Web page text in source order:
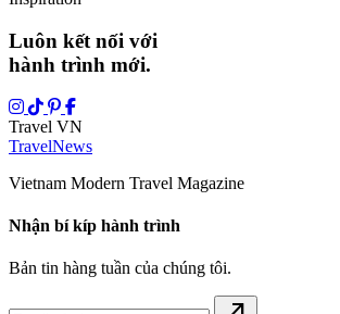
Luôn kết nối với
hành trình mới.
Travel VN
TravelNews
Vietnam Modern Travel Magazine
Nhận bí kíp hành trình
Bản tin hàng tuần của chúng tôi.